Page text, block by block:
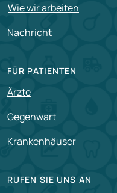
Wie wir arbeiten
Nachricht
FÜR PATIENTEN
Ärzte
Gegenwart
Krankenhäuser
RUFEN SIE UNS AN